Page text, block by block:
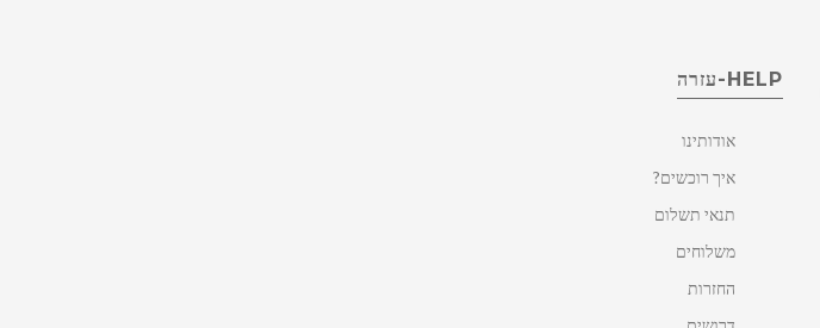
HELP-עזרה
אודותינו
איך רוכשים?
תנאי תשלום
משלוחים
החזרות